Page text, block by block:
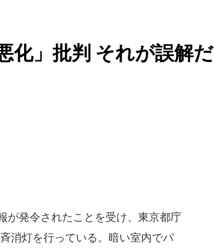
化」批判 それが誤解だ
が発令されたことを受け、東京都庁
消灯を行っている。暗い室内でパ